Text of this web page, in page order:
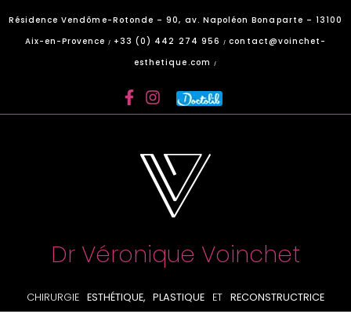
Résidence Vendôme-Rotonde – 90, av. Napoléon Bonaparte – 13100
Aix-en-Provence
/ +33 (0) 442 274 956/contact@voinchet-
esthetique.com
/
Dr Véronique Voinchet
CHIRURGIE ESTHÉTIQUE, PLASTIQUE ET RECONSTRUCTRICE